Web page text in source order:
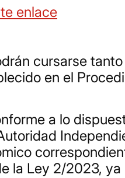
enlace
cursarse
en el
a lo
la Ley 2/2023,